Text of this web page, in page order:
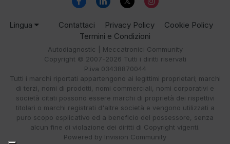
Lingua Contattaci Privacy Policy
Cookie Policy
Termini e Condizioni
Autodiagnostic | Meccatronici Community
Copyright © 2007-2026 Tutti i diritti riservati
P.iva 03438870044
Tutti i marchi riportati appartengono ai legittimi proprietari; marchi
di terzi, nomi di prodotti, nomi commerciali, nomi corporativi e
società citati possono essere marchi di proprietà dei rispettivi
titolari o marchi registrati d'altre società e vengono utilizzati a
puro scopo esplicativo ed a beneficio del possessore, senza
alcun fine di violazione dei diritti di Copyright vigenti.
Powered by Invision Community